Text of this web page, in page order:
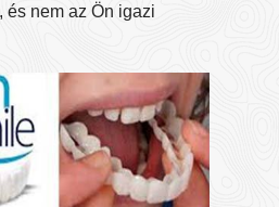
és nem az Ön igazi